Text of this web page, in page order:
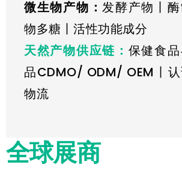
微生物产物 ：发酵产物丨
物多糖丨活性功能成分
天然产物供应链 ： 保健食
品CDMO/ ODM/ OEM丨认
物流
全球展商